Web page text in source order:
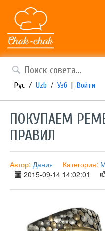
Рус / Uzb / Узб | Войти
ПОКУПАЕМ
ПРАВИЛ
Автор: Дания Категория:
2015-09-14 14:02:01